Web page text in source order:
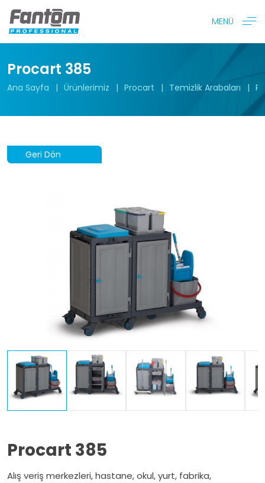
MENÜ
Procart 385
Ana Sayfa Ürünlerimiz Procart Temizlik Arabaları
Geri Dön
Procart 385
Alış veriş merkezleri, hastane, okul, yurt, fabrika,